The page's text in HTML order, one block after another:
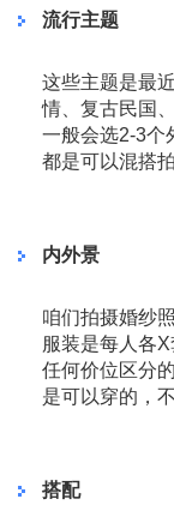
流行主题
这些主题是最
情、复古民国
一般会选2-3个
都是可以混搭拍
内外景
咱们拍摄婚纱
服装是每人各
任何价位区分
是可以穿的，
搭配